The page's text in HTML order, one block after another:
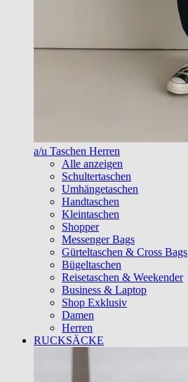
a/u Taschen Herren
Alle anzeigen
Schultertaschen
Umhängetaschen
Handtaschen
Kleintaschen
Shopper
Messenger Bags
Gürteltaschen & Cross Bags
Bügeltaschen
Reisetaschen & Weekender
Business & Laptop
Shop Exklusiv
Damen
Herren
RUCKSÄCKE